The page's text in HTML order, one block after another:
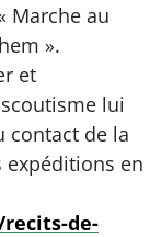
Marche au
».
et
lui
contact de la
expéditions en
de-